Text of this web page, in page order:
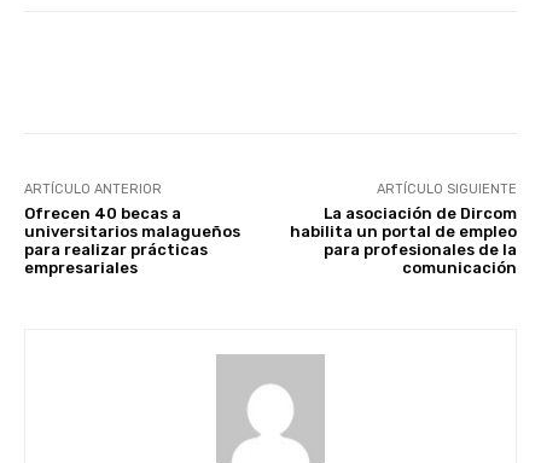
ARTÍCULO ANTERIOR
Ofrecen 40 becas a
universitarios malagueños
para realizar prácticas
empresariales
ARTÍCULO SIGUIENTE
La asociación de Dircom
habilita un portal de empleo
para profesionales de la
comunicación